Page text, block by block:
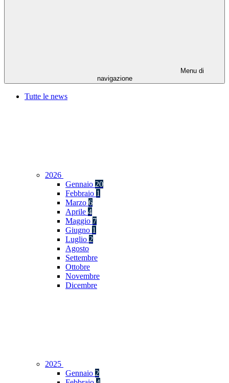
Menu di
navigazione
Tutte le news
2026
Gennaio 20
Febbraio 1
Marzo 6
Aprile 4
Maggio 7
Giugno 1
Luglio 2
Agosto
Settembre
Ottobre
Novembre
Dicembre
2025
Gennaio 2